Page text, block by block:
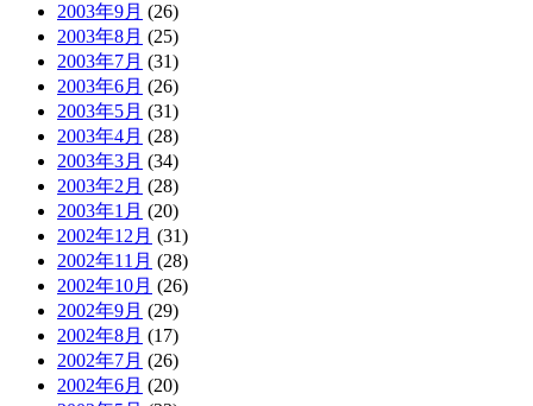
2003年9月 (26)
2003年8月 (25)
2003年7月 (31)
2003年6月 (26)
2003年5月 (31)
2003年4月 (28)
2003年3月 (34)
2003年2月 (28)
2003年1月 (20)
2002年12月 (31)
2002年11月 (28)
2002年10月 (26)
2002年9月 (29)
2002年8月 (17)
2002年7月 (26)
2002年6月 (20)